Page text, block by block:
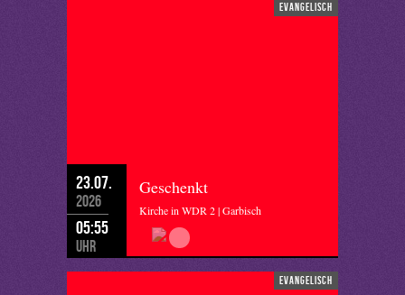
evangelisch
23.07.
2026
05:55
Uhr
Geschenkt
Kirche in WDR 2 | Garbisch
evangelisch